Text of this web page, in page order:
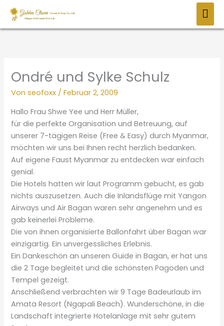
Zum
Inhalt
springen
Ondré und Sylke Schulz
Vonseofoxx /Februar 2, 2009
Hallo Frau Shwe Yee und Herr Müller,
für die perfekte Organisation und Betreuung, auf
unserer 7-tägigen Reise (Free & Easy) durch Myanmar,
möchten wir uns bei Ihnen recht herzlich bedanken.
Auf eigene Faust Myanmar zu entdecken war einfach
genial.
Die Hotels hatten wir laut Programm gebucht, es gab
nichts auszusetzen. Auch die Inlandsflüge mit Yangon
Airways und Air Bagan waren sehr angenehm und es
gab keinerlei Probleme.
Die von ihnen organisierte Ballonfahrt über Bagan war
einzigartig. Ein unvergessliches Erlebnis.
Ein Dankeschön an unseren Guide in Bagan, er hat uns
die 2 Tage begleitet und die schönsten Pagoden und
Tempel gezeigt.
Anschließend verbrachten wir 9 Tage Badeurlaub im
Amata Resort (Ngapali Beach). Wunderschöne, in die
Landschaft integrierte Hotelanlage mit sehr gutem